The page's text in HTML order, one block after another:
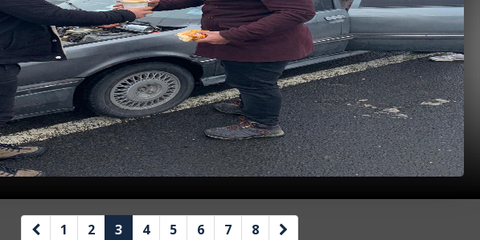
1 2 3 4 5 6 7 8